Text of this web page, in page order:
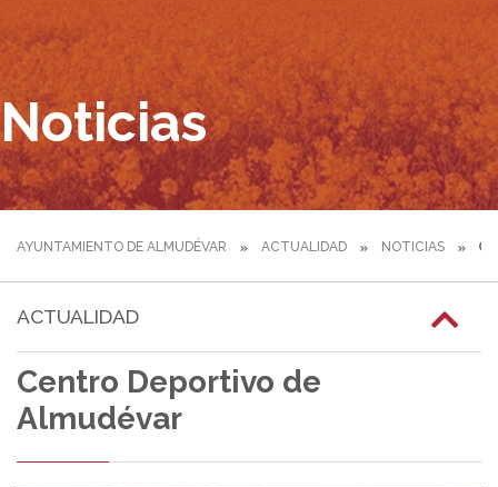
Noticias
AYUNTAMIENTO DE ALMUDÉVAR ACTUALIDAD NOTICIAS
ACTUALIDAD
Centro Deportivo de
Almudévar